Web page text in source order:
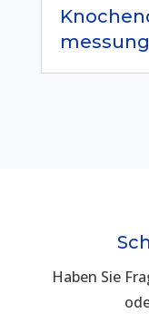
messung
Haben Sie